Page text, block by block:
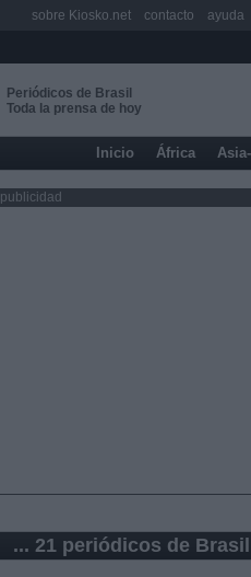
Periódicos de Brasil
Toda la prensa de hoy
Inicio África
publicidad
... 21 periódicos de Brasil
sobre Kiosko.net contacto ayuda